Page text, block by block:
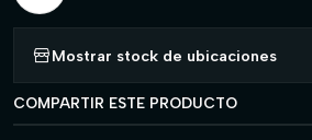
Mostrar stock de ubicaciones
COMPARTIR ESTE PRODUCTO